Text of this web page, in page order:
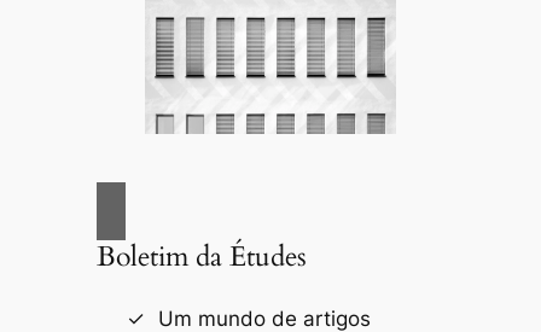
Boletim da Études
Um mundo de artigos